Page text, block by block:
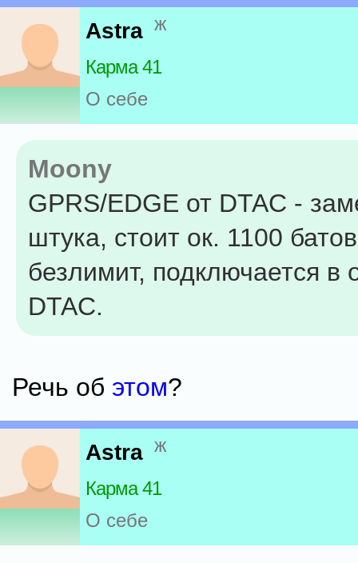
Astra ж
Карма 41
О себе
Moony
GPRS/EDGE от DTAC -
штука, стоит ок. 1100
безлимит, подключается в
DTAC.
Речь об этом?
Astra ж
Карма 41
О себе